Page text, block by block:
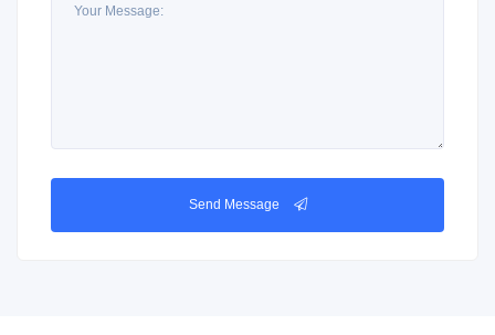
Send Message